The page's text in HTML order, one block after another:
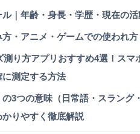
｜年齢・身長・学歴・現在の
・アニメ・ゲームでの使われ方
測り方アプリおすすめ4選！スマ
測定する方法
の3つの意味（日常語・スラング
りやすく徹底解説